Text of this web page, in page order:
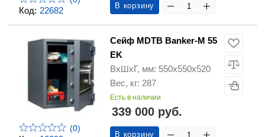
Код: 22682 В корзину
(0)
Сейф MDTB Banker-M 55
EK
ВхШхГ, мм: 550х550х520
Вес, кг: 287
Есть в наличии
339 000 руб.
В корзину